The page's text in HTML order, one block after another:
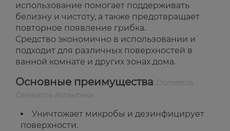
использование помогает поддерживать
белизну и чистоту, а также предотвращает
повторное появление грибка.
Средство экономично в использовании и
подходит для различных поверхностей в
ванной комнате и других зонах дома.
Основные преимущества
Уничтожает микробы и дезинфицирует
поверхности.